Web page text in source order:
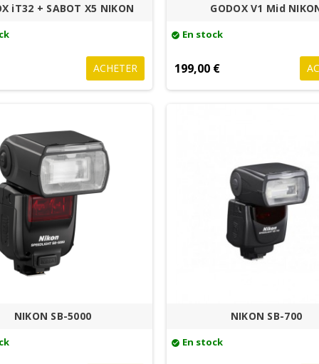
iT32 + SABOT X5 NIKON
ACHETER
GODOX V1 Mid
check_circle En stock
199,00 €
NIKON SB-5000 NIKON SB-700
check_circle En stock